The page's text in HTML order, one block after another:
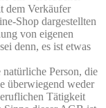
dem Verkäufer
Shop dargestellten
von eigenen
denn, es ist etwas
Person, die
überwiegend weder
Tätigkeit